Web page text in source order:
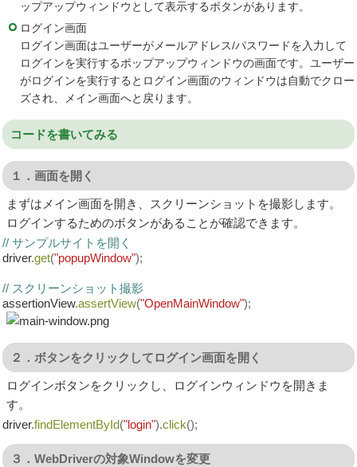
ップアップウィンドウとして表示するボタンがあります。
ログイン画面
ログイン画面はユーザーがメールアドレス/パスワードを入力して
ログインを実行するポップアップウィンドウの画面です。ユーザー
がログインを実行するとログイン画面のウィンドウは自動でクロー
ズされ、メイン画面へと戻ります。
コードを書いてみる
１．画面を開く
まずはメイン画面を開き、スクリーンショットを撮影します。
ログインするためのボタンがあることが確認できます。
// サンプルサイトを開く
driver.get("popupWindow");
// スクリーンショット撮影
assertionView.assertView("OpenMainWindow");
２．ボタンをクリックしてログイン画面を開く
ログインボタンをクリックし、ログインウィンドウを開きま
す。
driver.findElementById("login").click();
３．WebDriverの対象Windowを変更